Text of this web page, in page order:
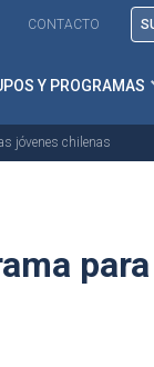
CONTACTO
Y PROGRAMAS
jóvenes chilenas
para